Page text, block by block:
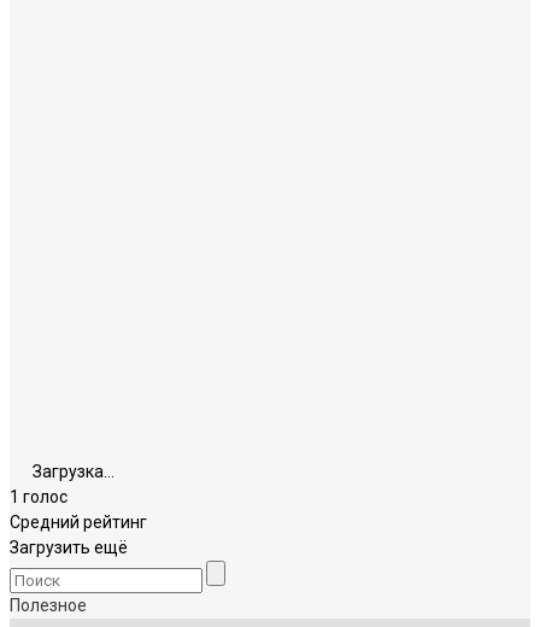
Загрузка...
1 голос
Средний рейтинг
Загрузить ещё
Полезное